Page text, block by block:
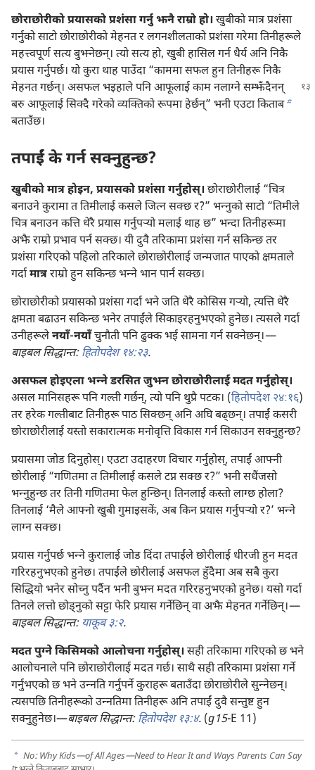
छोराछोरीको प्रयासको प्रशंसा गर्नु झनै राम्रो हो। खुबीको मात्र प्रशंसा
गर्नुको साटो छोराछोरीको मेहनत र लगनशीलताको प्रशंसा गरेमा तिनीहरूले
महत्त्वपूर्ण सत्य बुझ्नेछन्‌। त्यो सत्य हो, खुबी हासिल गर्न धैर्य अनि निकै
प्रयास गर्नुपर्छ। यो कुरा थाह पाउँदा “काममा सफल हुन तिनीहरू निकै
मेहनत गर्छन्‌। असफल भइहाले पनि आफूलाई काम नलाग्ने सम्झँदैनन्‌
बरु आफूलाई सिक्दै गरेको व्यक्‍तिको रूपमा हेर्छन्‌” भनी एउटा किताबb
बताउँछ।
तपाईं के गर्न सक्नुहुन्छ?
खुबीको मात्र होइन, प्रयासको प्रशंसा गर्नुहोस्‌। छोराछोरीलाई “चित्र
बनाउने कुरामा त तिमीलाई कसले जित्न सक्छ र?” भन्‍नुको साटो “तिमीले
चित्र बनाउन कत्ति धेरै प्रयास गर्नुपऱ्‍यो मलाई थाह छ” भन्दा तिनीहरूमा
अझै राम्रो प्रभाव पर्न सक्छ। यी दुवै तरिकामा प्रशंसा गर्न सकिन्छ तर
प्रशंसा गरिएको पहिलो तरिकाले छोराछोरीलाई जन्मजात पाएको क्षमताले
गर्दामात्रराम्रो हुन सकिन्छ भन्‍ने भान पार्न सक्छ।
छोराछोरीको प्रयासको प्रशंसा गर्दा भने जति धेरै कोसिस गऱ्‍यो, त्यत्ति धेरै
क्षमता बढाउन सकिन्छ भनेर तपाईंले सिकाइरहनुभएको हुनेछ। त्यसले गर्दा
उनीहरूलेनयाँ-नयाँचुनौती पनि ढुक्क भई सामना गर्न सक्नेछन्‌।—
बाइबल सिद्धान्त: हितोपदेश १४:२३.
असफल होइएला भन्‍ने डरसित जुझ्न छोराछोरीलाई मदत गर्नुहोस्‌।
असल मानिसहरू पनि गल्ती गर्छन्‌, त्यो पनि थुप्रै पटक। (हितोपदेश २४:१६)
तर हरेक गल्तीबाट तिनीहरू पाठ सिक्छन्‌ अनि अघि बढ्‌छन्‌। तपाईं कसरी
छोराछोरीलाई यस्तो सकारात्मक मनोवृत्ति विकास गर्न सिकाउन सक्नुहुन्छ?
प्रयासमा जोड दिनुहोस्‌। एउटा उदाहरण विचार गर्नुहोस्‌, तपाईं आफ्नी
छोरीलाई “गणितमा त तिमीलाई कसले टप्न सक्छ र?” भनी सधैंजसो
भन्‍नुहुन्छ तर तिनी गणितमा फेल हुन्छिन्‌। तिनलाई कस्तो लाग्छ होला?
तिनलाई ‘मैले आफ्नो खुबी गुमाइसकें, अब किन प्रयास गर्नुपऱ्‍यो र?’ भन्‍ने
लाग्न सक्छ।
प्रयास गर्नुपर्छ भन्‍ने कुरालाई जोड दिंदा तपाईंले छोरीलाई धीरजी हुन मदत
गरिरहनुभएको हुनेछ। तपाईंले छोरीलाई असफल हुँदैमा अब सबै कुरा
सिद्धियो भनेर सोच्नु पर्दैन भनी बुझ्न मदत गरिरहनुभएको हुनेछ। यसो गर्दा
तिनले लत्तो छोड्‌नुको सट्टा फेरि प्रयास गर्नेछिन्‌ वा अझै मेहनत गर्नेछिन्‌।—
बाइबल सिद्धान्त: याकूब ३:२.
मदत पुग्ने किसिमको आलोचना गर्नुहोस्‌। सही तरिकामा गरिएको छ भने
आलोचनाले पनि छोराछोरीलाई मदत गर्छ। साथै सही तरिकामा प्रशंसा गर्ने
गर्नुभएको छ भने उन्‍नति गर्नुपर्ने कुराहरू बताउँदा छोराछोरीले सुन्‍नेछन्‌।
त्यसपछि तिनीहरूको उन्‍नतिमा तिनीहरू अनि तपाईं दुवै सन्तुष्ट हुन
सक्नुहुनेछ।—बाइबल सिद्धान्त: हितोपदेश १३:४. (g15-E 11)
a No: Why Kids—of All Ages—Need to Hear It and Ways Parents Can Say